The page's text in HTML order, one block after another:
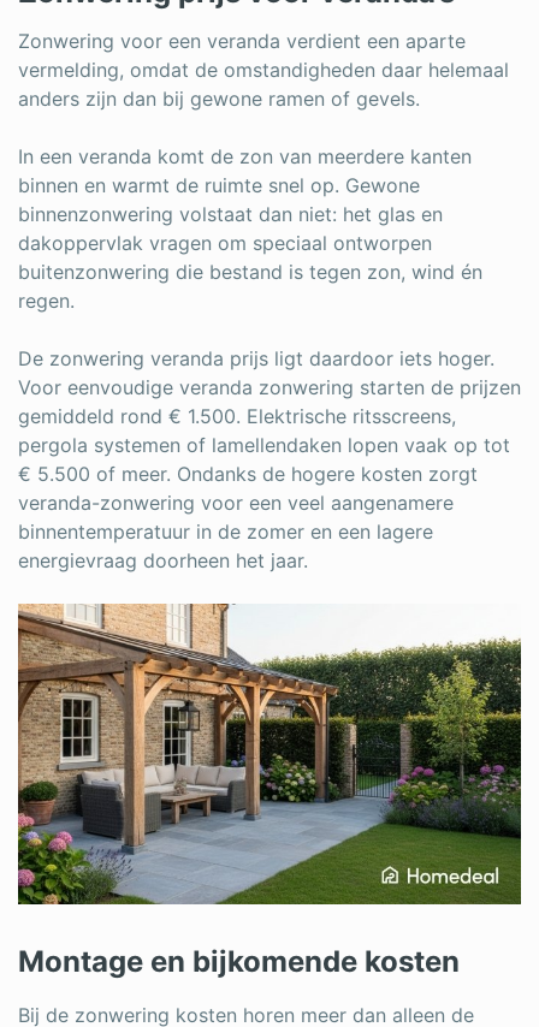
Zonwering voor een veranda verdient een aparte
vermelding, omdat de omstandigheden daar helemaal
anders zijn dan bij gewone ramen of gevels.
In een veranda komt de zon van meerdere kanten
binnen en warmt de ruimte snel op. Gewone
binnenzonwering volstaat dan niet: het glas en
dakoppervlak vragen om speciaal ontworpen
buitenzonwering die bestand is tegen zon, wind én
regen.
De zonwering veranda prijs ligt daardoor iets hoger.
Voor eenvoudige veranda zonwering starten de prijzen
gemiddeld rond € 1.500. Elektrische ritsscreens,
pergola systemen of lamellendaken lopen vaak op tot
€ 5.500 of meer. Ondanks de hogere kosten zorgt
veranda-zonwering voor een veel aangenamere
binnentemperatuur in de zomer en een lagere
energievraag doorheen het jaar.
Montage en bijkomende kosten
Bij de zonwering kosten horen meer dan alleen de